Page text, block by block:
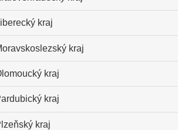
kraj
kraj
kraj
kraj
kraj